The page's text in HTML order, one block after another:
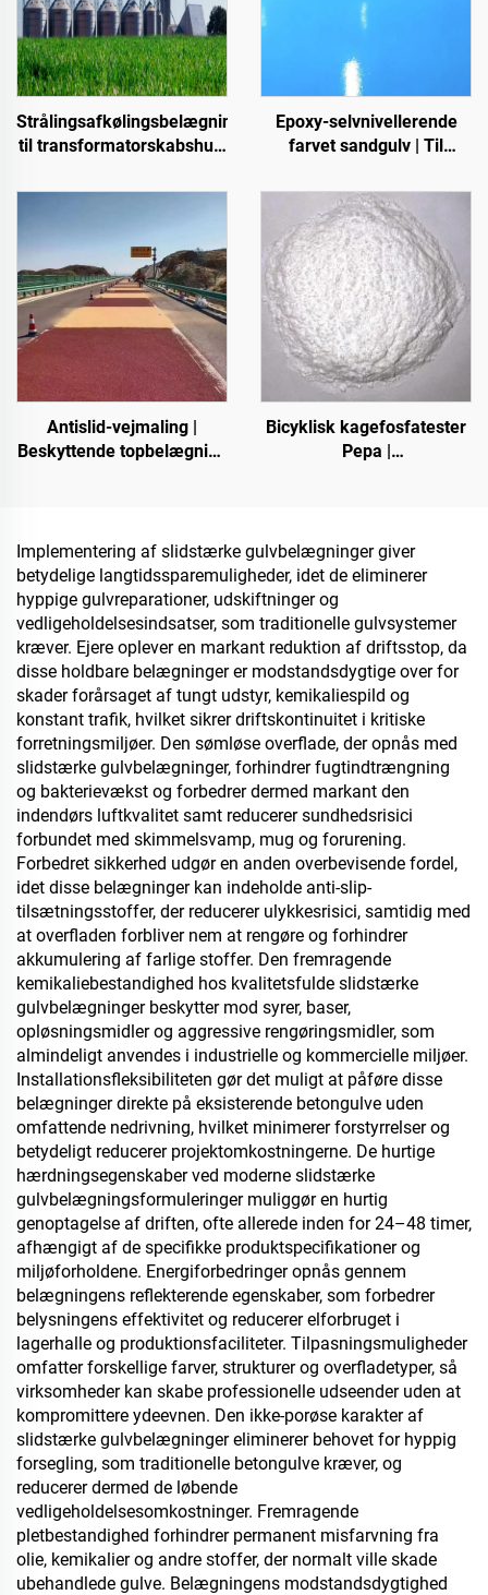
Strålingsafkølingsbelægninger
til transformatorskabshus,
fabriksbygninger,
oliebeholdere
Epoxy-selvnivellerende
farvet sandgulv | Til
og high-end-private
projekter
Antislid-vejmaling |
Beskyttende topbelægning
Bicyklisk kagefosfatester
Pepa |
Implementering af slidstærke gulvbelægninger giver
betydelige langtidssparemuligheder, idet de eliminerer
hyppige gulvreparationer, udskiftninger og
vedligeholdelsesindsatser, som traditionelle gulvsystemer
kræver. Ejere oplever en markant reduktion af driftsstop, da
disse holdbare belægninger er modstandsdygtige over for
skader forårsaget af tungt udstyr, kemikaliespild og
konstant trafik, hvilket sikrer driftskontinuitet i kritiske
forretningsmiljøer. Den sømløse overflade, der opnås med
slidstærke gulvbelægninger, forhindrer fugtindtrængning
og bakterievækst og forbedrer dermed markant den
indendørs luftkvalitet samt reducerer sundhedsrisici
forbundet med skimmelsvamp, mug og forurening.
Forbedret sikkerhed udgør en anden overbevisende fordel,
idet disse belægninger kan indeholde anti-slip-
tilsætningsstoffer, der reducerer ulykkesrisici, samtidig med
at overfladen forbliver nem at rengøre og forhindrer
akkumulering af farlige stoffer. Den fremragende
kemikaliebestandighed hos kvalitetsfulde slidstærke
gulvbelægninger beskytter mod syrer, baser,
opløsningsmidler og aggressive rengøringsmidler, som
almindeligt anvendes i industrielle og kommercielle miljøer.
Installationsfleksibiliteten gør det muligt at påføre disse
belægninger direkte på eksisterende betongulve uden
omfattende nedrivning, hvilket minimerer forstyrrelser og
betydeligt reducerer projektomkostningerne. De hurtige
hærdningsegenskaber ved moderne slidstærke
gulvbelægningsformuleringer muliggør en hurtig
genoptagelse af driften, ofte allerede inden for 24–48 timer,
afhængigt af de specifikke produktspecifikationer og
miljøforholdene. Energiforbedringer opnås gennem
belægningens reflekterende egenskaber, som forbedrer
belysningens effektivitet og reducerer elforbruget i
lagerhalle og produktionsfaciliteter. Tilpasningsmuligheder
omfatter forskellige farver, strukturer og overfladetyper, så
virksomheder kan skabe professionelle udseender uden at
kompromittere ydeevnen. Den ikke-porøse karakter af
slidstærke gulvbelægninger eliminerer behovet for hyppig
forsegling, som traditionelle betongulve kræver, og
reducerer dermed de løbende
vedligeholdelsesomkostninger. Fremragende
pletbestandighed forhindrer permanent misfarvning fra
olie, kemikalier og andre stoffer, der normalt ville skade
ubehandlede gulve. Belægningens modstandsdygtighed